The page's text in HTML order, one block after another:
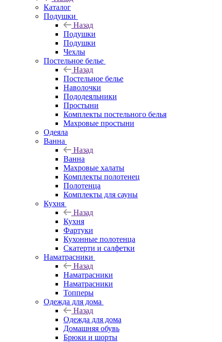
Каталог
Подушки
Назад
Подушки
Подушки
Чехлы
Постельное белье
Назад
Постельное белье
Наволочки
Пододеяльники
Простыни
Комплекты постельного белья
Махровые простыни
Одеяла
Ванна
Назад
Ванна
Махровые халаты
Комплекты полотенец
Полотенца
Комплекты для сауны
Кухня
Назад
Кухня
Фартуки
Кухонные полотенца
Скатерти и салфетки
Наматрасники
Назад
Наматрасники
Наматрасники
Топперы
Одежда для дома
Назад
Одежда для дома
Домашняя обувь
Брюки и шорты